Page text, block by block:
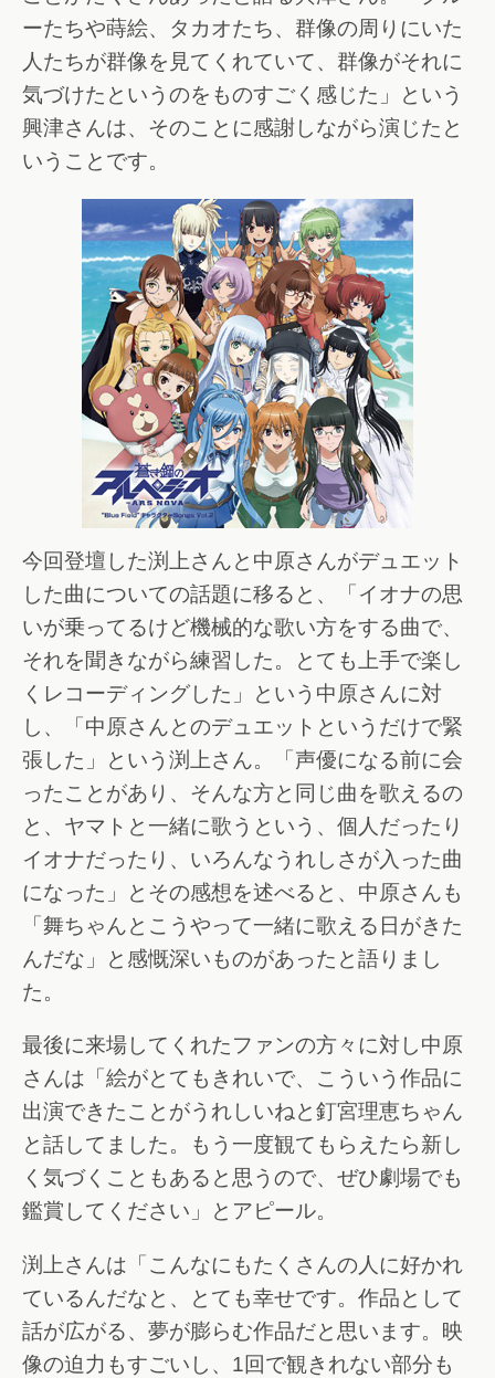
ーたちや蒔絵、タカオたち、群像の周りにいた
人たちが群像を見てくれていて、群像がそれに
気づけたというのをものすごく感じた」という
興津さんは、そのことに感謝しながら演じたと
いうことです。
今回登壇した渕上さんと中原さんがデュエット
した曲についての話題に移ると、「イオナの思
いが乗ってるけど機械的な歌い方をする曲で、
それを聞きながら練習した。とても上手で楽し
くレコーディングした」という中原さんに対
し、「中原さんとのデュエットというだけで緊
張した」という渕上さん。「声優になる前に会
ったことがあり、そんな方と同じ曲を歌えるの
と、ヤマトと一緒に歌うという、個人だったり
イオナだったり、いろんなうれしさが入った曲
になった」とその感想を述べると、中原さんも
「舞ちゃんとこうやって一緒に歌える日がきた
んだな」と感慨深いものがあったと語りまし
た。
最後に来場してくれたファンの方々に対し中原
さんは「絵がとてもきれいで、こういう作品に
出演できたことがうれしいねと釘宮理恵ちゃん
と話してました。もう一度観てもらえたら新し
く気づくこともあると思うので、ぜひ劇場でも
鑑賞してください」とアピール。
渕上さんは「こんなにもたくさんの人に好かれ
ているんだなと、とても幸せです。作品として
話が広がる、夢が膨らむ作品だと思います。映
像の迫力もすごいし、1回で観きれない部分も